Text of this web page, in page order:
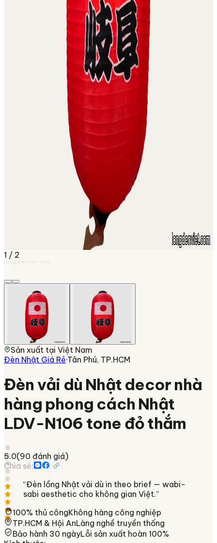
1 / 2
longdenviet.com
Sản xuất tại Việt Nam
Đèn Nhật Giá Rẻ·Tân Phú, TP.HCM
Đèn vải dù Nhật decor nhà
hàng phong cách Nhật
LDV-N106 tone đỏ thắm
5.0(90 đánh giá)
Chia sẻ:
“Đèn lồng Nhật vải dù in theo brief — wabi-
sabi aesthetic cho không gian Việt.”
100% thủ côngKhông hàng công nghiệp
TP.HCM & Hội AnLàng nghề truyền thống
Bảo hành 30 ngàyLỗi sản xuất hoàn 100%